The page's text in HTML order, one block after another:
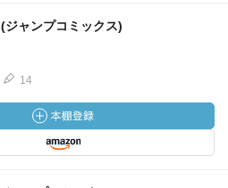
ャンプコミックス)
14